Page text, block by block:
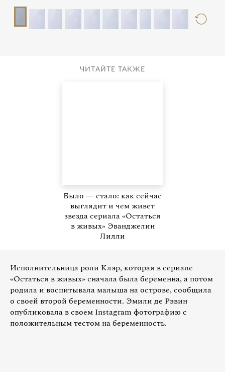
ЧИТАЙТЕ ТАКЖЕ
Было — стало: как сейчас
выглядит и чем живет
звезда сериала «Остаться
в живых» Эванджелин
Лилли
Исполнительница роли Клэр, которая в сериале
«Остаться в живых» сначала была беременна, а потом
родила и воспитывала малыша на острове, сообщила
о своей второй беременности. Эмили де Рэвин
опубликовала в своем Instagram фотографию с
положительным тестом на беременность.